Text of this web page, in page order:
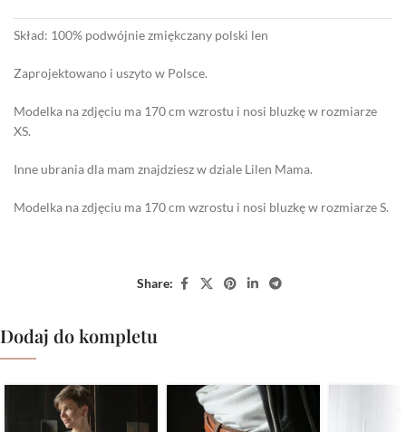
Skład: 100% podwójnie zmiękczany polski len
Zaprojektowano i uszyto w Polsce.
Modelka na zdjęciu ma 170 cm wzrostu i nosi bluzkę w rozmiarze
XS.
Inne ubrania dla mam znajdziesz w dziale Lilen Mama.
Modelka na zdjęciu ma 170 cm wzrostu i nosi bluzkę w rozmiarze S.
Share:
Dodaj do kompletu